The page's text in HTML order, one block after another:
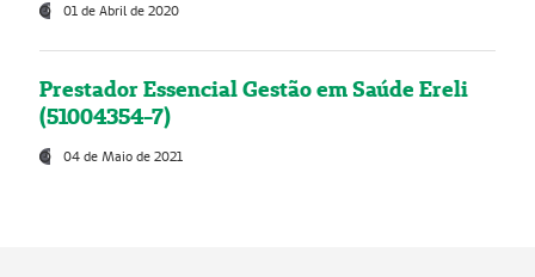
01 de Abril de 2020
Prestador Essencial Gestão em Saúde Ereli
(51004354-7)
04 de Maio de 2021